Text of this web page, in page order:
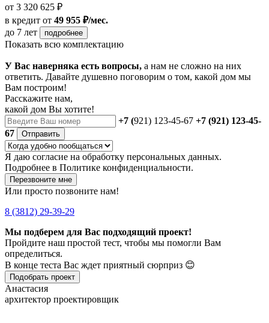
от 3 320 625 ₽
в кредит от 49 955 ₽/мес.
до 7 лет
подробнее
Показать всю комплектацию
У Вас наверняка есть вопросы, а нам не сложно на них
ответить. Давайте душевно поговорим о том, какой дом мы
Вам построим!
Расскажите нам,
какой дом Вы хотите!
+7 (921) 123-45-67 +7 (921) 123-45-
67
Отправить
Я даю согласие на обработку персональных данных.
Подробнее в Политике конфиденциальности.
Перезвоните мне
Или просто позвоните нам!
8 (3812) 29-39-29
Мы подберем для Вас подходящий проект!
Пройдите наш простой тест, чтобы мы помогли Вам
определиться.
В конце теста Вас ждет приятный сюрприз 😊
Подобрать проект
Анастасия
архитектор проектировщик